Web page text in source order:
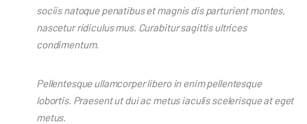
sociis natoque penatibus et magnis dis parturient montes,
nascetur ridiculus mus. Curabitur sagittis ultrices
condimentum.
Pellentesque ullamcorper libero in enim pellentesque
lobortis. Praesent ut dui ac metus iaculis scelerisque at eget
metus.